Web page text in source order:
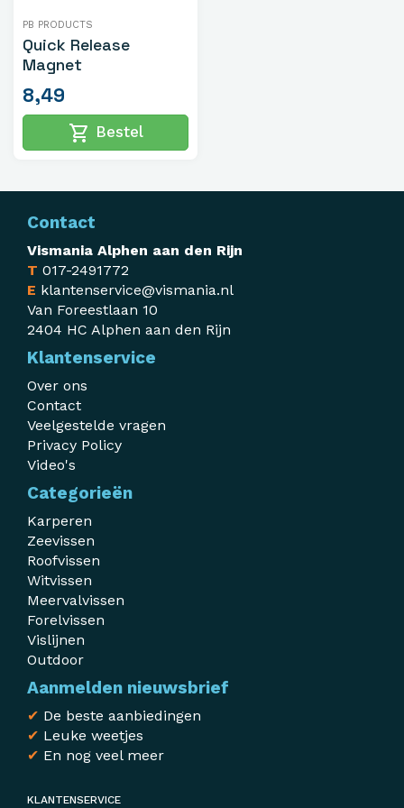
PB PRODUCTS
Quick Release
Magnet
8,49
shopping_cart Bestel
Contact
Vismania Alphen aan den Rijn
T 017-2491772
E klantenservice@vismania.nl
Van Foreestlaan 10
2404 HC Alphen aan den Rijn
Klantenservice
Over ons
Contact
Veelgestelde vragen
Privacy Policy
Video's
Categorieën
Karperen
Zeevissen
Roofvissen
Witvissen
Meervalvissen
Forelvissen
Vislijnen
Outdoor
Aanmelden nieuwsbrief
✔ De beste aanbiedingen
✔ Leuke weetjes
✔ En nog veel meer
KLANTENSERVICE